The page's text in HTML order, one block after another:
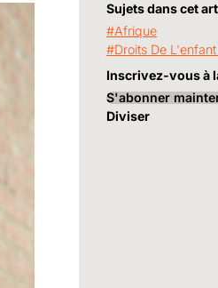
Sujets dans cet
Afrique
Droits De
Inscrivez-vous à
S'abonner
Diviser